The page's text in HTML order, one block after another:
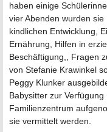
haben einige
vier Abenden wurden
kindlichen Entwicklung,
Ernährung, Hilfen in
Beschäftigung,, Fragen
von Stefanie Krawinkel
Peggy Klunker
Babysitter zur
Familienzentrum
sie vermittelt werden.